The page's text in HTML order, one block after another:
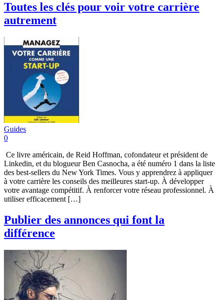
Toutes les clés pour voir votre carrière
autrement
Guides
0
Ce livre américain, de Reid Hoffman, cofondateur et président de
Linkedin, et du blogueur Ben Casnocha, a été numéro 1 dans la liste
des best-sellers du New York Times. Vous y apprendrez à appliquer
à votre carrière les conseils des meilleures start-up. À développer
votre avantage compétitif. À renforcer votre réseau professionnel. À
utiliser efficacement […]
Publier des annonces qui font la
différence